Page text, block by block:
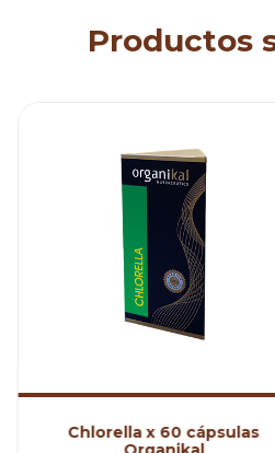
Productos
Chlorella x 60 cápsulas